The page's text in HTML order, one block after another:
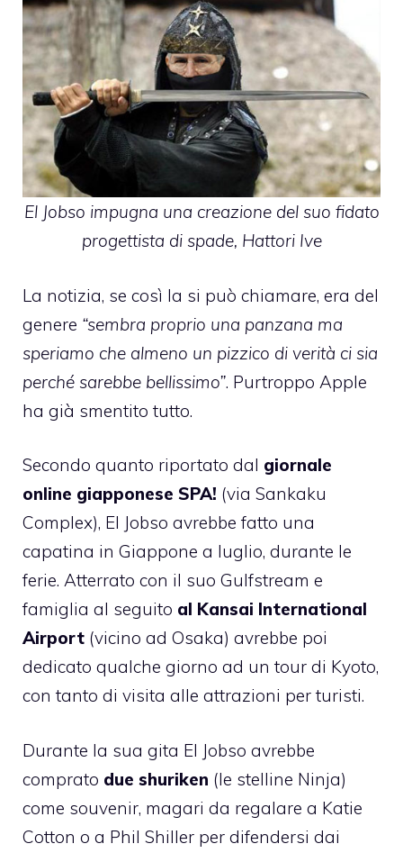
El Jobso impugna una creazione del suo fidato
progettista di spade, Hattori Ive
La notizia, se così la si può chiamare, era del
genere “sembra proprio una panzana ma
speriamo che almeno un pizzico di verità ci sia
perché sarebbe bellissimo”. Purtroppo Apple
ha già smentito tutto.
Secondo quanto riportato dal giornale
online giapponese SPA! (via Sankaku
Complex), El Jobso avrebbe fatto una
capatina in Giappone a luglio, durante le
ferie. Atterrato con il suo Gulfstream e
famiglia al seguito al Kansai International
Airport (vicino ad Osaka) avrebbe poi
dedicato qualche giorno ad un tour di Kyoto,
con tanto di visita alle attrazioni per turisti.
Durante la sua gita El Jobso avrebbe
comprato due shuriken (le stelline Ninja)
come souvenir, magari da regalare a Katie
Cotton o a Phil Shiller per difendersi dai